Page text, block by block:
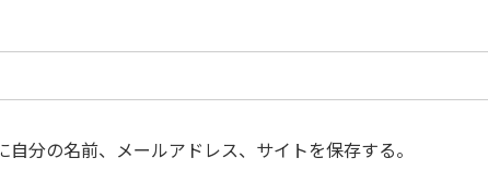
分の名前、メールアドレス、サイトを保存する。